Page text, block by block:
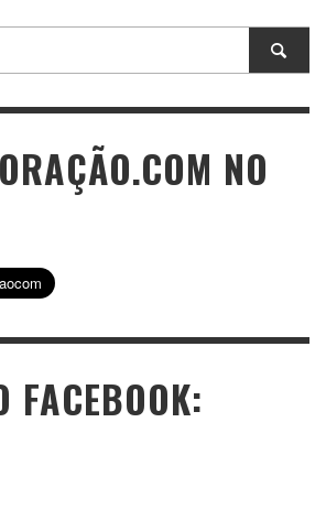
NO
FACEBOOK: